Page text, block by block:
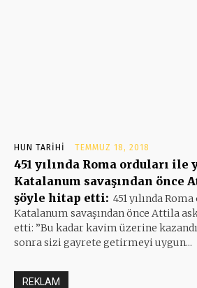
HUN TARIHI TEMMUZ 18, 2018
451 yılında Roma orduları ile
Katalanum savaşından önce
şöyle hitap etti: 451 yılında
Katalanum savaşından önce Attila
etti: ”Bu kadar kavim üzerine
sonra sizi gayrete getirmeyi uygun...
REKLAM